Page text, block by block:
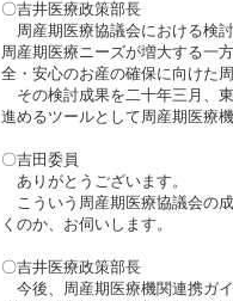
〇吉井医療政策部長
周産期医療協議会における検
周産期医療ニーズが増大する一
全・安心のお産の確保に向けた
その検討成果を二十年三月、
進めるツールとして周産期医療
〇吉田委員
ありがとうございます。
こういう周産期医療協議会の
くのか、お伺いします。
〇吉井医療政策部長
今後、周産期医療機関連携ガ